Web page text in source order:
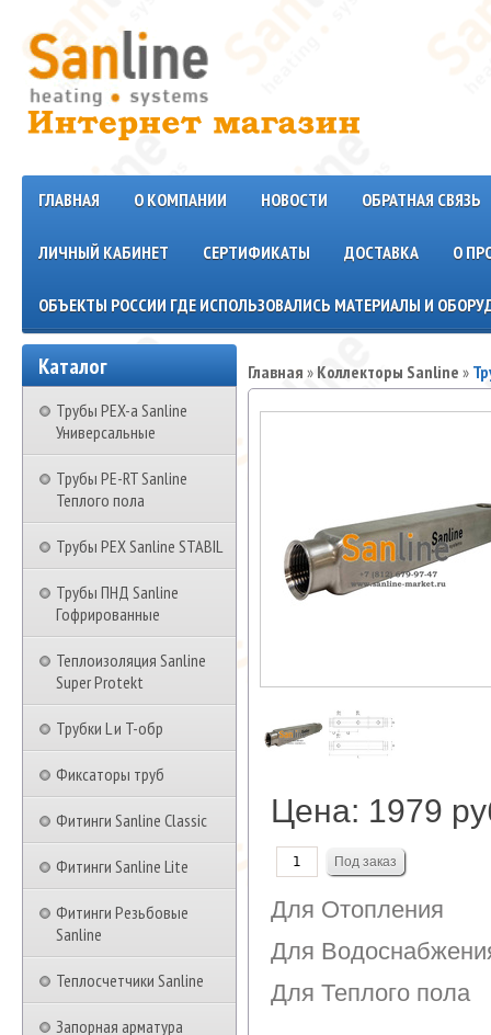
ГЛАВНАЯ О КОМПАНИИ НОВОСТИ ОБРАТНАЯ СВЯЗЬ
ЛИЧНЫЙ КАБИНЕТ СЕРТИФИКАТЫ ДОСТАВКА О
ОБЪЕКТЫ РОССИИ ГДЕ ИСПОЛЬЗОВАЛИСЬ МАТЕРИАЛЫ И
Каталог
Трубы PEX-a Sanline
Универсальные
Трубы PE-RT Sanline
Теплого пола
Трубы PEX Sanline STABIL
Трубы ПНД Sanline
Гофрированные
Теплоизоляция Sanline
Super Protekt
Трубки L и T-обр
Фиксаторы труб
Фитинги Sanline Classic
Фитинги Sanline Lite
Фитинги Резьбовые
Sanline
Теплосчетчики Sanline
Запорная арматура
Главная » Коллекторы Sanline »
Цена: 1979
Для Отопления
Для
Для Теплого пола